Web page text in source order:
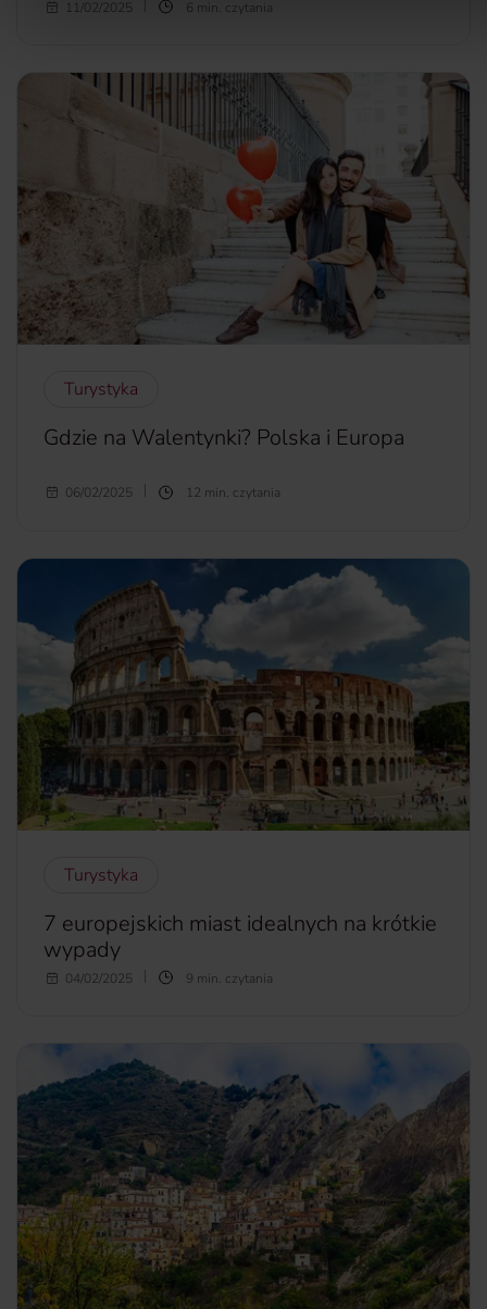
Każdy, kto choć raz zmieniał miejsce zamieszkania, wie, że
nad pupilem, który nie wie, co się dzieje i nie potrafi
odnaleźć się w tej nowej sytuacji.
Jak kot reaguje na
przeprowadzkę?
Jak długo kot przyzwyczaja się do nowego
Jak długo trzymać kota w domu po przeprowadzce?
Jak przyzwyczaić kota do nowego miejsca zamieszkania?
więcej...
11/02/2025 6 min. czytania
Turystyka
Gdzie na Walentynki? Polska i Europa
Choć warto okazywać sobie uczucia na co dzień,
na pytaniaGdzie na Walentynki za granicę? Jakie miejsca w
Polsce będą idealne na romantyczne chwile we dwoje?
więcej...
06/02/2025 12 min. czytania
Turystyka
7 europejskich miast idealnych na krótkie
wypady
Każdy z nas czeka na kilkutygodniowy letni urlop. Nic nie
codzienności i „naładować baterie”.
Gdzie na weekend w
Europiewarto się wybrać? Oto idealne europejskie miasta
na krótkie wypady.
więcej...
04/02/2025 9 min. czytania